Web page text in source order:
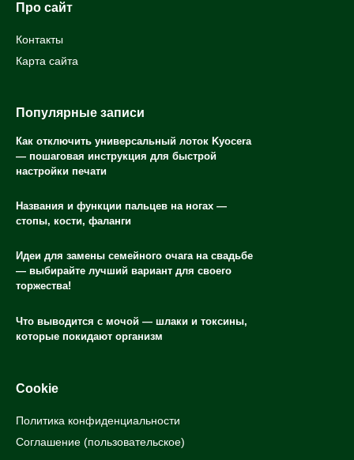
Про сайт
Контакты
Карта сайта
Популярные записи
Как отключить универсальный лоток Kyocera
— пошаговая инструкция для быстрой
настройки печати
Названия и функции пальцев на ногах —
стопы, кости, фаланги
Идеи для замены семейного очага на свадьбе
— выбирайте лучший вариант для своего
торжества!
Что выводится с мочой — шлаки и токсины,
которые покидают организм
Cookie
Политика конфиденциальности
Соглашение (пользовательское)